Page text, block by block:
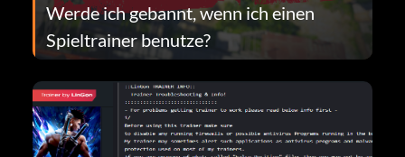
Werde ich gebannt, wenn ich einen
Spieltrainer benutze?